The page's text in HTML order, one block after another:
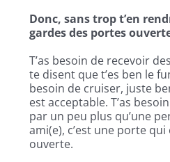
Donc, sans trop t’en
gardes des portes
T’as besoin de recevoir
te disent que t’es ben le
besoin de cruiser, juste
est acceptable. T’as
par un peu plus qu’une
ami(e), c’est une porte
ouverte.